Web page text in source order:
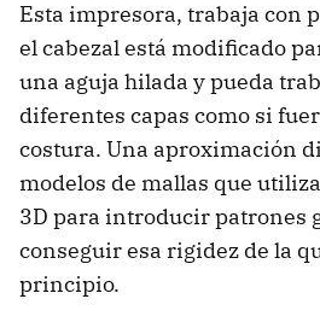
Esta impresora, trabaja con
el cabezal está modificado
una aguja hilada y pueda
diferentes capas como si
costura. Una aproximación
modelos de mallas que
3D para introducir patrones
conseguir esa rigidez de la
principio.